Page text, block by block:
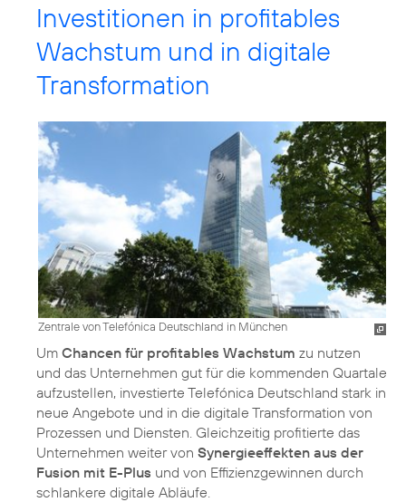
Investitionen in profitables
Wachstum und in digitale
Transformation
Zentrale von Telefónica Deutschland in München
Um Chancen für profitables Wachstum zu nutzen
und das Unternehmen gut für die kommenden Quartale
aufzustellen, investierte Telefónica Deutschland stark in
neue Angebote und in die digitale Transformation von
Prozessen und Diensten. Gleichzeitig profitierte das
Unternehmen weiter von Synergieeffekten aus der
Fusion mit E-Plus und von Effizienzgewinnen durch
schlankere digitale Abläufe.